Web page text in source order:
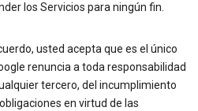
los Servicios para ningún fin.
usted acepta que es el único
renuncia a toda responsabilidad
tercero, del incumplimiento
en virtud de las